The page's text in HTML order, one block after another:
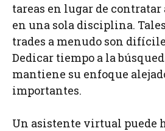
tareas en lugar de
en una sola disciplina.
trades a menudo son
Dedicar tiempo a la
mantiene su enfoque
importantes.
Un asistente virtual puede